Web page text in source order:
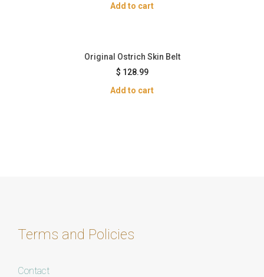
Add to cart
Original Ostrich Skin Belt
$ 128.99
Add to cart
Terms and Policies
Contact